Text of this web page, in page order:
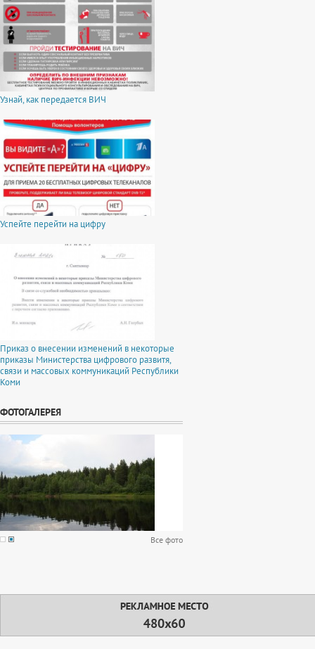
Узнай, как передается ВИЧ
Успейте перейти на цифру
Приказ о внесении изменений в некоторые
приказы Министерства цифрового развитя,
связи и массовых коммуникаций Республики
Коми
ФОТОГАЛЕРЕЯ
Все фото